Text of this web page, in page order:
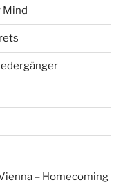
Mind
– Homecoming